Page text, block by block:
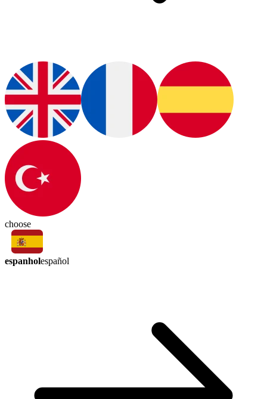
choose
espanholespañol